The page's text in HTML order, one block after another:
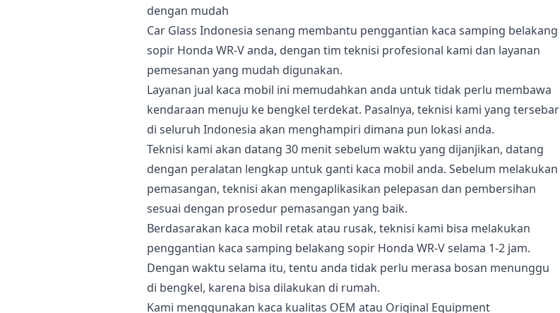
dengan mudah
Car Glass Indonesia senang membantu penggantian kaca samping belakang
sopir Honda WR-V anda, dengan tim teknisi profesional kami dan layanan
pemesanan yang mudah digunakan.
Layanan jual kaca mobil ini memudahkan anda untuk tidak perlu membawa
kendaraan menuju ke bengkel terdekat. Pasalnya, teknisi kami yang tersebar
di seluruh Indonesia akan menghampiri dimana pun lokasi anda.
Teknisi kami akan datang 30 menit sebelum waktu yang dijanjikan, datang
dengan peralatan lengkap untuk ganti kaca mobil anda. Sebelum melakukan
pemasangan, teknisi akan mengaplikasikan pelepasan dan pembersihan
sesuai dengan prosedur pemasangan yang baik.
Berdasarakan kaca mobil retak atau rusak, teknisi kami bisa melakukan
penggantian kaca samping belakang sopir Honda WR-V selama 1-2 jam.
Dengan waktu selama itu, tentu anda tidak perlu merasa bosan menunggu
di bengkel, karena bisa dilakukan di rumah.
Kami menggunakan kaca kualitas OEM atau Original Equipment